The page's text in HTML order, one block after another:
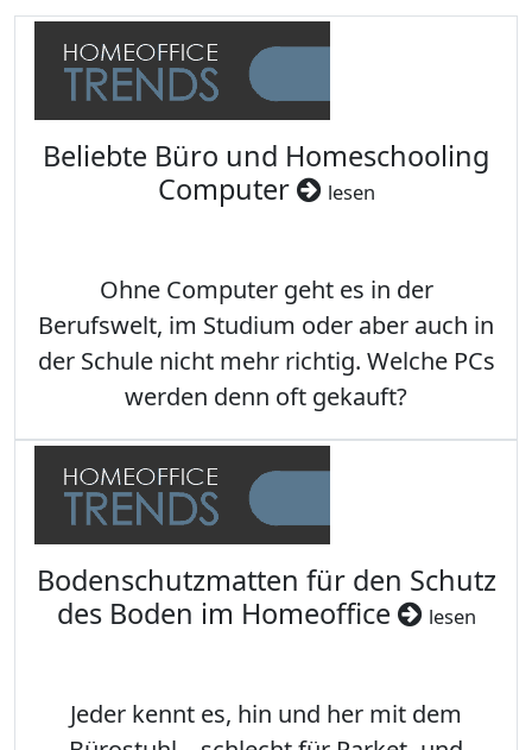
Beliebte Büro und Homeschooling
Computer
lesen
Ohne Computer geht es in der
Berufswelt, im Studium oder aber auch in
der Schule nicht mehr richtig. Welche PCs
werden denn oft gekauft?
Bodenschutzmatten für den Schutz
des Boden im Homeoffice
lesen
Jeder kennt es, hin und her mit dem